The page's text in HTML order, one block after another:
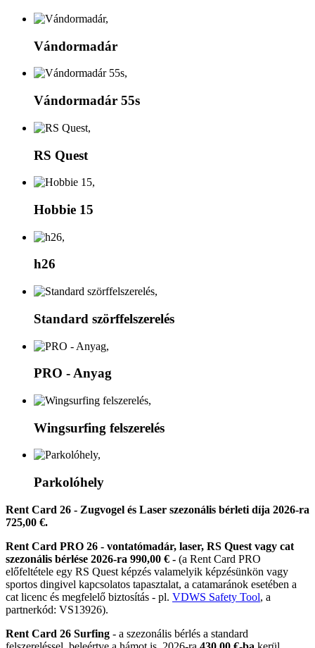
Vándormadár
Vándormadár 55s
RS Quest
Hobbie 15
h26
Standard szörffelszerelés
PRO - Anyag
Wingsurfing felszerelés
Parkolóhely
Rent Card 26 - Zugvogel és Laser szezonális bérleti díja 2026-ra
725,00 €.
Rent Card PRO 26 - vontatómadár, laser, RS Quest vagy cat
szezonális bérlése 2026-ra 990,00 € - (a Rent Card PRO
előfeltétele egy RS Quest képzés valamelyik képzésünkön vagy
sportos dingivel kapcsolatos tapasztalat, a catamaránok esetében a
cat licenc és megfelelő biztosítás - pl. VDWS Safety Tool, a
partnerkód: VS13926).
Rent Card 26 Surfing - a szezonális bérlés a standard